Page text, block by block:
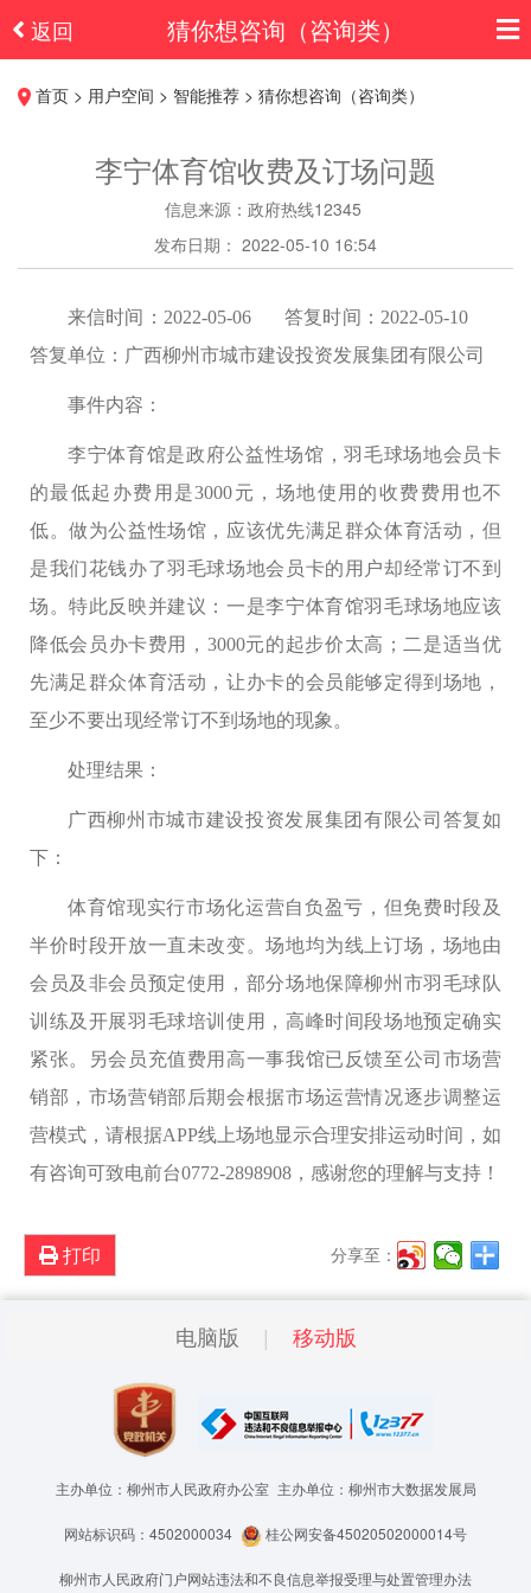
返回 猜你想咨询（咨询类）
首页 > 用户空间 > 智能推荐 > 猜你想咨询（咨询类）
李宁体育馆收费及订场问题
信息来源：政府热线12345
发布日期： 2022-05-10 16:54
来信时间：2022-05-06 答复时间：2022-05-10
答复单位：广西柳州市城市建设投资发展集团有限公司
事件内容：
李宁体育馆是政府公益性场馆，羽毛球场地会员卡
的最低起办费用是3000元，场地使用的收费费用也不
低。做为公益性场馆，应该优先满足群众体育活动，但
是我们花钱办了羽毛球场地会员卡的用户却经常订不到
场。特此反映并建议：一是李宁体育馆羽毛球场地应该
降低会员办卡费用，3000元的起步价太高；二是适当优
先满足群众体育活动，让办卡的会员能够定得到场地，
至少不要出现经常订不到场地的现象。
处理结果：
广西柳州市城市建设投资发展集团有限公司答复如
下：
体育馆现实行市场化运营自负盈亏，但免费时段及
半价时段开放一直未改变。场地均为线上订场，场地由
会员及非会员预定使用，部分场地保障柳州市羽毛球队
训练及开展羽毛球培训使用，高峰时间段场地预定确实
紧张。另会员充值费用高一事我馆已反馈至公司市场营
销部，市场营销部后期会根据市场运营情况逐步调整运
营模式，请根据APP线上场地显示合理安排运动时间，如
有咨询可致电前台0772-2898908，感谢您的理解与支持！
打印 分享至：
电脑版 移动版
主办单位：柳州市人民政府办公室 主办单位：柳州市大数据发展局
网站标识码：4502000034 桂公网安备45020502000014号
柳州市人民政府门户网站违法和不良信息举报受理与处置管理办法